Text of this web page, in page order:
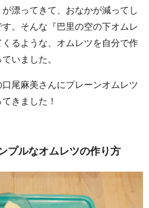
漂ってきて、おなかが減ってし
。そんな『巴里の空の下オムレ
るような、オムレツを自分で作
いました。
尾麻美さんにプレーンオムレツ
きました！
プルなオムレツの作り方